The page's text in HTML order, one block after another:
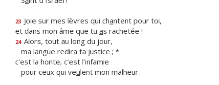
23 Joie sur mes lèvres qui chantent pour toi,
et dans mon âme que tu as rachetée !
24 Alors, tout au long du jour,
ma langue redira ta justice ; *
c’est la honte, c’est l’infamie
pour ceux qui veulent mon malheur.